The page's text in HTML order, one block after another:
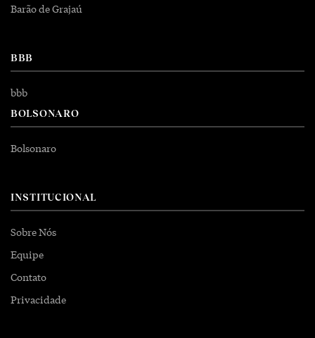
Barão de Grajaú
BBB
bbb
BOLSONARO
Bolsonaro
INSTITUCIONAL
Sobre Nós
Equipe
Contato
Privacidade